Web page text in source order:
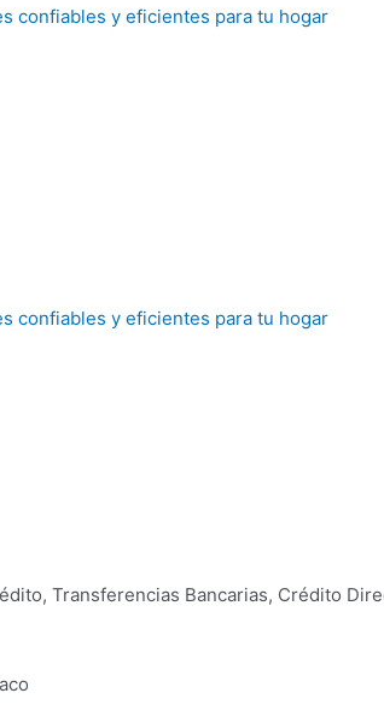
Transferencias Bancarias, Crédito